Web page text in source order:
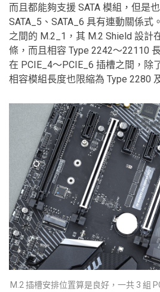
而且都能夠支援 SATA 模組，但是
SATA_5、SATA_6 具有連動關係式
之間的 M.2_1，其 M.2 Shield 設計
條，而且相容 Type 2242～22110
在 PCIE_4～PCIE_6 插槽之間，除
相容模組長度也限縮為 Type 2280
M.2 插槽安排位置算是良好，一共 3 組